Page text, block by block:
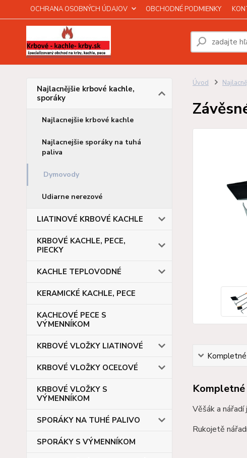
OCHRANA OSOBNÝCH ÚDAJOV OBCHODNÉ PODMIENKY
Najlacnějšie krbové kachle,
sporáky
Najlacnejšie krbové kachle
Najlacnejšie sporáky na tuhá
paliva
Dymovody
Udiarne nerezové
LIATINOVÉ KRBOVÉ KACHLE
KRBOVÉ KACHLE, PECE,
PIECKY
KACHLE TEPLOVODNÉ
KERAMICKÉ KACHLE, PECE
KACHĽOVÉ PECE S
VÝMENNÍKOM
KRBOVÉ VLOŽKY LIATINOVÉ
KRBOVÉ VLOŽKY OCEĽOVÉ
KRBOVÉ VLOŽKY S
VÝMENNÍKOM
SPORÁKY NA TUHÉ PALIVO
SPORÁKY S VÝMENNÍKOM
Úvod
Věšák a
Rukojetě